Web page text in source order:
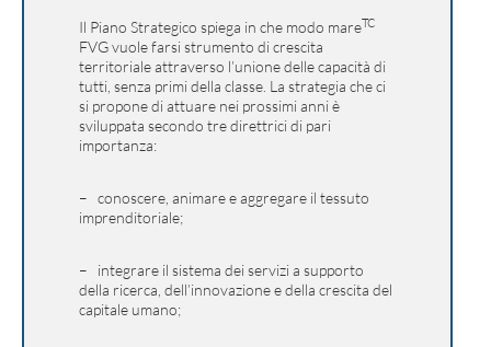
Il Piano Strategico spiega in che modo mareTC
FVG vuole farsi strumento di crescita
territoriale attraverso l’unione delle capacità di
tutti, senza primi della classe. La strategia che ci
si propone di attuare nei prossimi anni è
sviluppata secondo tre direttrici di pari
importanza:
– conoscere, animare e aggregare il tessuto
imprenditoriale;
– integrare il sistema dei servizi a supporto
della ricerca, dell’innovazione e della crescita del
capitale umano;